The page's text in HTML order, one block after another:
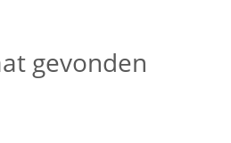
gevonden